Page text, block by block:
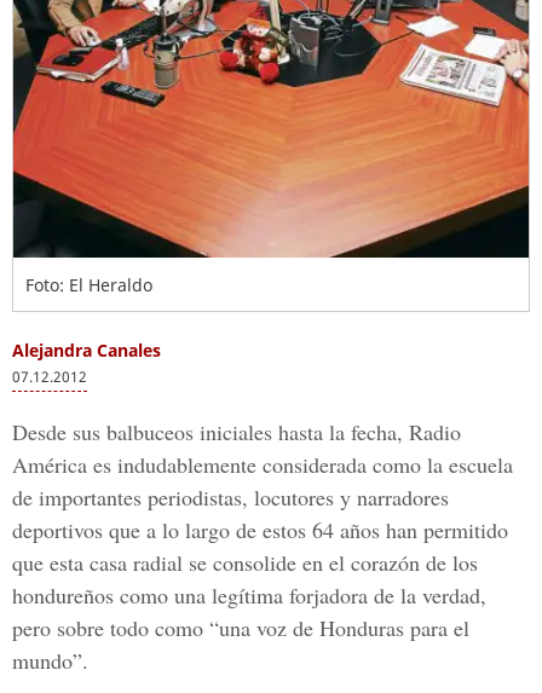
Foto: El Heraldo
Alejandra Canales
07.12.2012
Desde sus balbuceos iniciales hasta la fecha, Radio
América es indudablemente considerada como la escuela
de importantes periodistas, locutores y narradores
deportivos que a lo largo de estos 64 años han permitido
que esta casa radial se consolide en el corazón de los
hondureños como una legítima forjadora de la verdad,
pero sobre todo como “una voz de Honduras para el
mundo”.